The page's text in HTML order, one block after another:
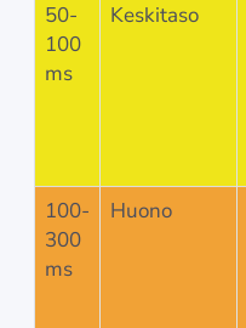
50-
100
ms
Keskitaso
100-
300
ms
Huono